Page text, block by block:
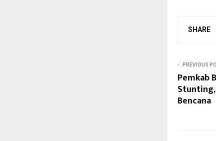
SHARE
PREVIOUS
Pemkab
Stunting,
Bencana